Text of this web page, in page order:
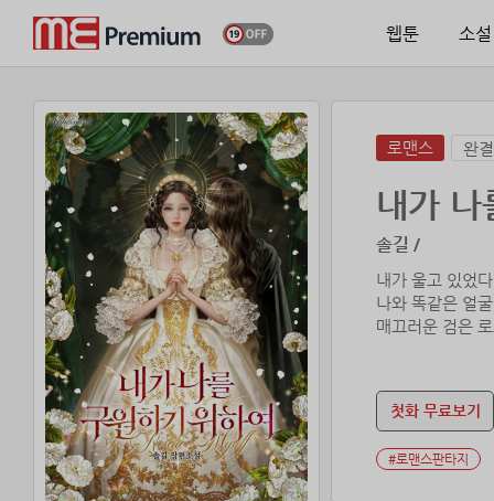
웹툰 소설
로맨스 완결
내가 나
솔길 /
내가 울고 있었
나와 똑같은 얼
매끄러운 검은
나는 울고 있는
눈물을 흘리는
“너는 슬픔으로
첫화 무료보기
#로맨스판타지